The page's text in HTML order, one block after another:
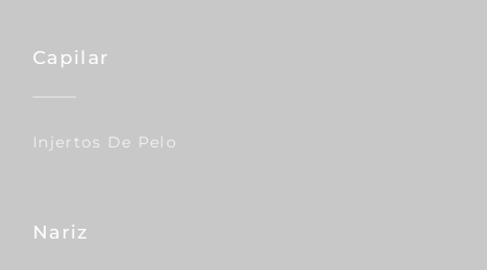
Capilar
Injertos De Pelo
Nariz